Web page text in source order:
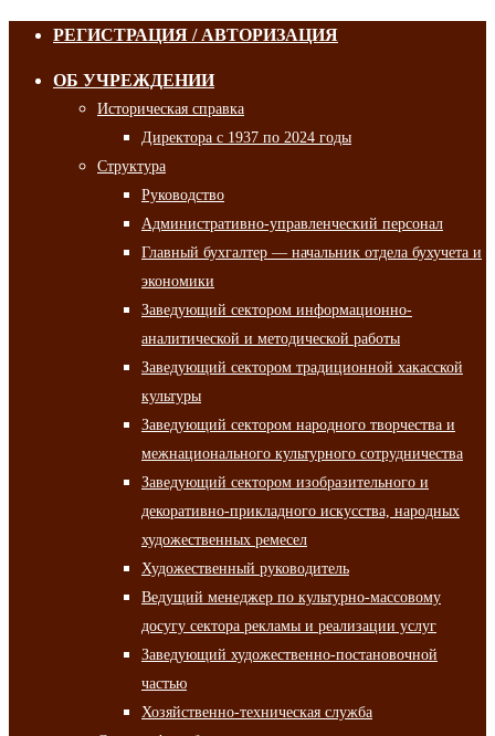
РЕГИСТРАЦИЯ / АВТОРИЗАЦИЯ
ОБ УЧРЕЖДЕНИИ
Историческая справка
Директора с 1937 по 2024 годы
Структура
Руководство
Административно-управленческий персонал
Главный бухгалтер — начальник отдела бухучета и
экономики
Заведующий сектором информационно-
аналитической и методической работы
Заведующий сектором традиционной хакасской
культуры
Заведующий сектором народного творчества и
межнационального культурного сотрудничества
Заведующий сектором изобразительного и
декоративно-прикладного искусства, народных
художественных ремесел
Художественный руководитель
Ведущий менеджер по культурно-массовому
досугу сектора рекламы и реализации услуг
Заведующий художественно-постановочной
частью
Хозяйственно-техническая служба